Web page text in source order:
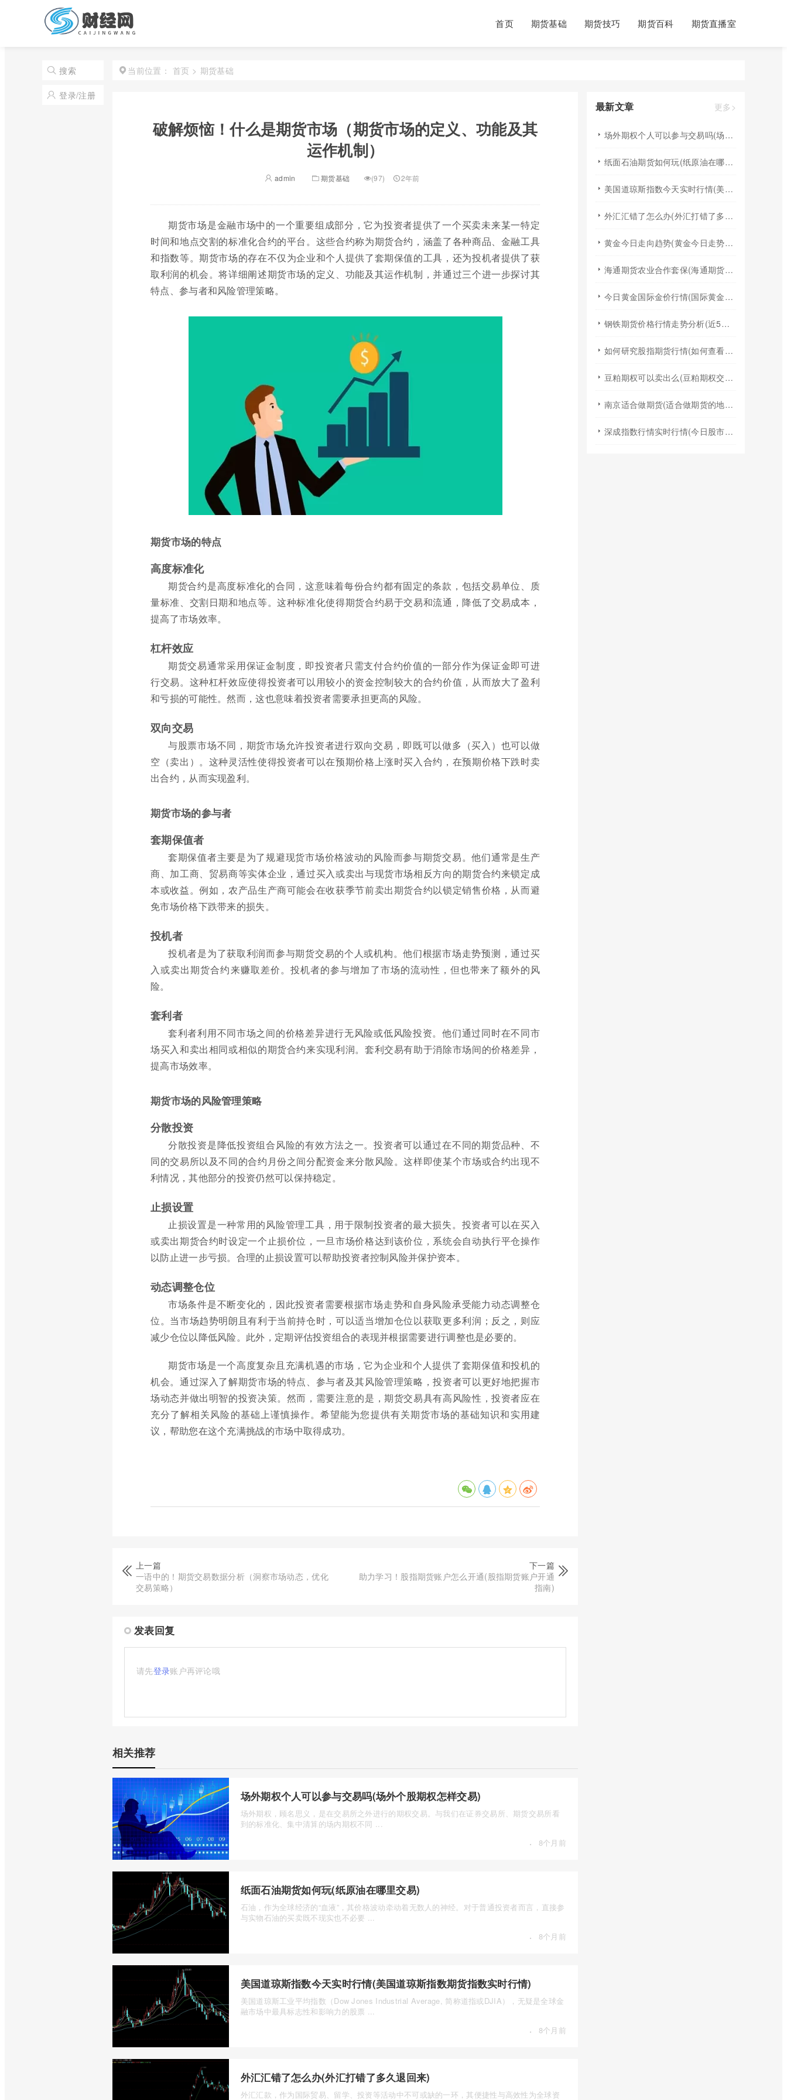
首页 期货基础 期货技巧 期货百科 期货直播室
搜索
登录/注册
当前位置： 首页 > 期货基础
破解烦恼！什么是期货市场（期货市场的定义、功能及其
运作机制）
admin 期货基础 (97) 2年前
期货市场是金融市场中的一个重要组成部分，它为投资者提供了一个买卖未来某一特定
时间和地点交割的标准化合约的平台。这些合约称为期货合约，涵盖了各种商品、金融工具
和指数等。期货市场的存在不仅为企业和个人提供了套期保值的工具，还为投机者提供了获
取利润的机会。将详细阐述期货市场的定义、功能及其运作机制，并通过三个进一步探讨其
特点、参与者和风险管理策略。
期货市场的特点
高度标准化
期货合约是高度标准化的合同，这意味着每份合约都有固定的条款，包括交易单位、质
量标准、交割日期和地点等。这种标准化使得期货合约易于交易和流通，降低了交易成本，
提高了市场效率。
杠杆效应
期货交易通常采用保证金制度，即投资者只需支付合约价值的一部分作为保证金即可进
行交易。这种杠杆效应使得投资者可以用较小的资金控制较大的合约价值，从而放大了盈利
和亏损的可能性。然而，这也意味着投资者需要承担更高的风险。
双向交易
与股票市场不同，期货市场允许投资者进行双向交易，即既可以做多（买入）也可以做
空（卖出）。这种灵活性使得投资者可以在预期价格上涨时买入合约，在预期价格下跌时卖
出合约，从而实现盈利。
期货市场的参与者
套期保值者
套期保值者主要是为了规避现货市场价格波动的风险而参与期货交易。他们通常是生产
商、加工商、贸易商等实体企业，通过买入或卖出与现货市场相反方向的期货合约来锁定成
本或收益。例如，农产品生产商可能会在收获季节前卖出期货合约以锁定销售价格，从而避
免市场价格下跌带来的损失。
投机者
投机者是为了获取利润而参与期货交易的个人或机构。他们根据市场走势预测，通过买
入或卖出期货合约来赚取差价。投机者的参与增加了市场的流动性，但也带来了额外的风
险。
套利者
套利者利用不同市场之间的价格差异进行无风险或低风险投资。他们通过同时在不同市
场买入和卖出相同或相似的期货合约来实现利润。套利交易有助于消除市场间的价格差异，
提高市场效率。
期货市场的风险管理策略
分散投资
分散投资是降低投资组合风险的有效方法之一。投资者可以通过在不同的期货品种、不
同的交易所以及不同的合约月份之间分配资金来分散风险。这样即使某个市场或合约出现不
利情况，其他部分的投资仍然可以保持稳定。
止损设置
止损设置是一种常用的风险管理工具，用于限制投资者的最大损失。投资者可以在买入
或卖出期货合约时设定一个止损价位，一旦市场价格达到该价位，系统会自动执行平仓操作
以防止进一步亏损。合理的止损设置可以帮助投资者控制风险并保护资本。
动态调整仓位
市场条件是不断变化的，因此投资者需要根据市场走势和自身风险承受能力动态调整仓
位。当市场趋势明朗且有利于当前持仓时，可以适当增加仓位以获取更多利润；反之，则应
减少仓位以降低风险。此外，定期评估投资组合的表现并根据需要进行调整也是必要的。
期货市场是一个高度复杂且充满机遇的市场，它为企业和个人提供了套期保值和投机的
机会。通过深入了解期货市场的特点、参与者及其风险管理策略，投资者可以更好地把握市
场动态并做出明智的投资决策。然而，需要注意的是，期货交易具有高风险性，投资者应在
充分了解相关风险的基础上谨慎操作。希望能为您提供有关期货市场的基础知识和实用建
议，帮助您在这个充满挑战的市场中取得成功。
上一篇
一语中的！期货交易数据分析（洞察市场动态，优化
交易策略）
下一篇
助力学习！股指期货账户怎么开通(股指期货账户开通
指南)
发表回复
请先登录账户再评论哦
相关推荐
场外期权个人可以参与交易吗(场外个股期权怎样交易)
场外期权，顾名思义，是在交易所之外进行的期权交易。与我们在证券交易所、期货交易所看
到的标准化、集中清算的场内期权不同 ...
· 8个月前
纸面石油期货如何玩(纸原油在哪里交易)
石油，作为全球经济的“血液”，其价格波动牵动着无数人的神经。对于普通投资者而言，直接参
与实物石油的买卖既不现实也不必要 ...
· 8个月前
美国道琼斯指数今天实时行情(美国道琼斯指数期货指数实时行情)
美国道琼斯工业平均指数（Dow Jones Industrial Average, 简称道指或DJIA），无疑是全球金
融市场中最具标志性和影响力的股票 ...
· 8个月前
外汇汇错了怎么办(外汇打错了多久退回来)
外汇汇款，作为国际贸易、留学、投资等活动中不可或缺的一环，其便捷性与高效性为全球资
最新文章 更多>
场外期权个人可以参与交易吗(场外个股期权怎样交易)
纸面石油期货如何玩(纸原油在哪里交易)
美国道琼斯指数今天实时行情(美国道琼斯指数期货指数实时行情)
外汇汇错了怎么办(外汇打错了多久退回来)
黄金今日走向趋势(黄金今日走势分析建议)
海通期货农业合作套保(海通期货2024年棉花年报)
今日黄金国际金价行情(国际黄金实时行情今日国际金价)
钢铁期货价格行情走势分析(近5年钢铁期货行情走势图)
如何研究股指期货行情(如何查看股指期货行情)
豆粕期权可以卖出么(豆粕期权交易规则)
南京适合做期货(适合做期货的地方)
深成指数行情实时行情(今日股市行情大盘指数实时行情)